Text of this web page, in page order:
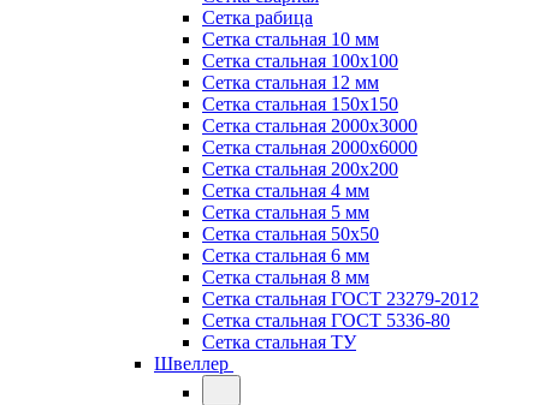
Сетка рабица
Сетка стальная 10 мм
Сетка стальная 100х100
Сетка стальная 12 мм
Сетка стальная 150х150
Сетка стальная 2000х3000
Сетка стальная 2000х6000
Сетка стальная 200х200
Сетка стальная 4 мм
Сетка стальная 5 мм
Сетка стальная 50х50
Сетка стальная 6 мм
Сетка стальная 8 мм
Сетка стальная ГОСТ 23279-2012
Сетка стальная ГОСТ 5336-80
Сетка стальная ТУ
Швеллер